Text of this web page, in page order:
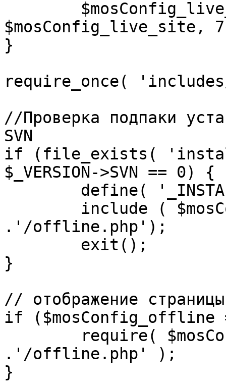
$mosConfig_live_site,
}
require_once(
//Проверка подпаки
SVN
if (file_exists(
$_VERSION->SVN == 0) {
.'/offline.php');
}
// отображение
if ($mosConfig_offline
.'/offline.php' );
}